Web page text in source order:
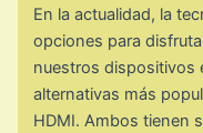
En la actualidad, la
opciones para
nuestros dispositivos
alternativas más
HDMI. Ambos tienen